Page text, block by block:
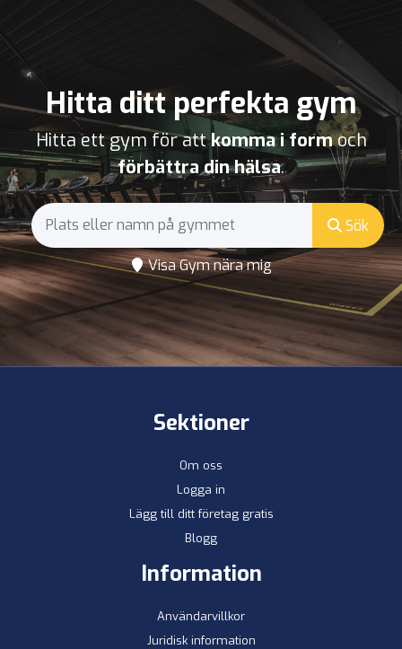
Hitta ditt perfekta gym
Hitta ett gym för attkomma i formoch
förbättra din hälsa.
Sök
Visa Gym nära mig
Sektioner
Om oss
Logga in
Lägg till ditt företag gratis
Blogg
Information
Användarvillkor
Juridisk information